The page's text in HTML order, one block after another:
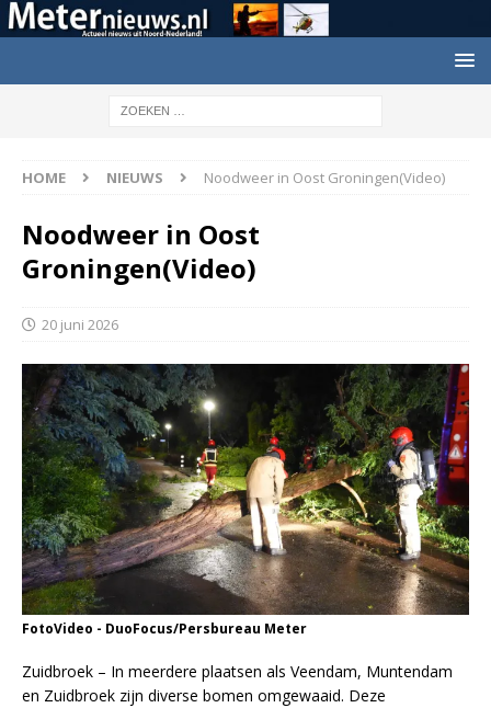
HOME NIEUWS Noodweer in Oost Groningen(Video)
Noodweer in Oost
Groningen(Video)
20 juni 2026
FotoVideo - DuoFocus/Persbureau Meter
Zuidbroek – In meerdere plaatsen als Veendam, Muntendam
en Zuidbroek zijn diverse bomen omgewaaid. Deze